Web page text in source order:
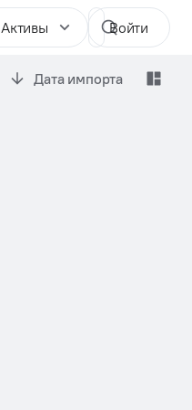
Активы Войти
Дата импорта